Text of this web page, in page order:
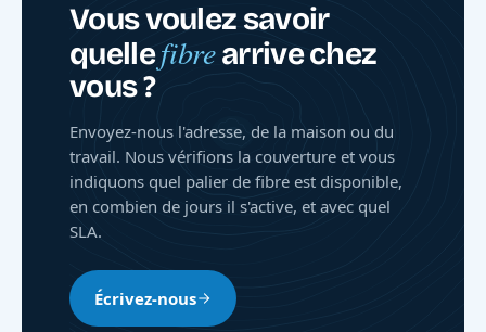
Vous voulez savoir
quellefibrearrive chez
vous ?
Envoyez-nous l'adresse, de la maison ou du
travail. Nous vérifions la couverture et vous
indiquons quel palier de fibre est disponible,
en combien de jours il s'active, et avec quel
SLA.
Écrivez-nous